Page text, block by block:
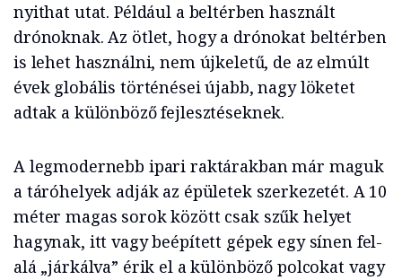
nyithat utat. Például a beltérben használt
drónoknak. Az ötlet, hogy a drónokat beltérben
is lehet használni, nem újkeletű, de az elmúlt
évek globális történései újabb, nagy löketet
adtak a különböző fejlesztéseknek.
A legmodernebb ipari raktárakban már maguk
a táróhelyek adják az épületek szerkezetét. A 10
méter magas sorok között csak szűk helyet
hagynak, itt vagy beépített gépek egy sínen fel-
alá „járkálva” érik el a különböző polcokat vagy